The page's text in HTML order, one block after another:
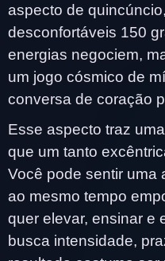
aspecto de
desconfortáveis 150
energias negociem,
um jogo cósmico de
conversa de coração
Esse aspecto traz
que um tanto
Você pode sentir uma
ao mesmo tempo
quer elevar, ensinar e
busca intensidade,